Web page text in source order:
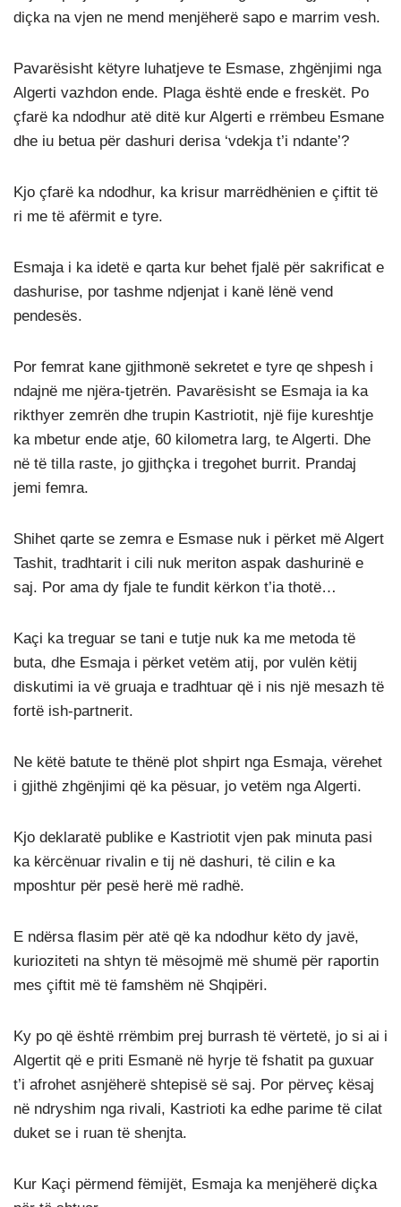
diçka na vjen ne mend menjëherë sapo e marrim vesh.
Pavarësisht këtyre luhatjeve te Esmase, zhgënjimi nga
Algerti vazhdon ende. Plaga është ende e freskët. Po
çfarë ka ndodhur atë ditë kur Algerti e rrëmbeu Esmane
dhe iu betua për dashuri derisa ‘vdekja t’i ndante’?
Kjo çfarë ka ndodhur, ka krisur marrëdhënien e çiftit të
ri me të afërmit e tyre.
Esmaja i ka idetë e qarta kur behet fjalë për sakrificat e
dashurise, por tashme ndjenjat i kanë lënë vend
pendesës.
Por femrat kane gjithmonë sekretet e tyre qe shpesh i
ndajnë me njëra-tjetrën. Pavarësisht se Esmaja ia ka
rikthyer zemrën dhe trupin Kastriotit, një fije kureshtje
ka mbetur ende atje, 60 kilometra larg, te Algerti. Dhe
në të tilla raste, jo gjithçka i tregohet burrit. Prandaj
jemi femra.
Shihet qarte se zemra e Esmase nuk i përket më Algert
Tashit, tradhtarit i cili nuk meriton aspak dashurinë e
saj. Por ama dy fjale te fundit kërkon t’ia thotë…
Kaçi ka treguar se tani e tutje nuk ka me metoda të
buta, dhe Esmaja i përket vetëm atij, por vulën këtij
diskutimi ia vë gruaja e tradhtuar që i nis një mesazh të
fortë ish-partnerit.
Ne këtë batute te thënë plot shpirt nga Esmaja, vërehet
i gjithë zhgënjimi që ka pësuar, jo vetëm nga Algerti.
Kjo deklaratë publike e Kastriotit vjen pak minuta pasi
ka kërcënuar rivalin e tij në dashuri, të cilin e ka
mposhtur për pesë herë më radhë.
E ndërsa flasim për atë që ka ndodhur këto dy javë,
kurioziteti na shtyn të mësojmë më shumë për raportin
mes çiftit më të famshëm në Shqipëri.
Ky po që është rrëmbim prej burrash të vërtetë, jo si ai i
Algertit që e priti Esmanë në hyrje të fshatit pa guxuar
t’i afrohet asnjëherë shtepisë së saj. Por përveç kësaj
në ndryshim nga rivali, Kastrioti ka edhe parime të cilat
duket se i ruan të shenjta.
Kur Kaçi përmend fëmijët, Esmaja ka menjëherë diçka